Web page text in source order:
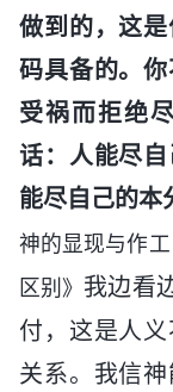
做到的，这
码具备的。
受祸而拒绝
话：人能尽
能尽自己的本
神的显现与作
区别》 我边看
付，这是人
关系。我信